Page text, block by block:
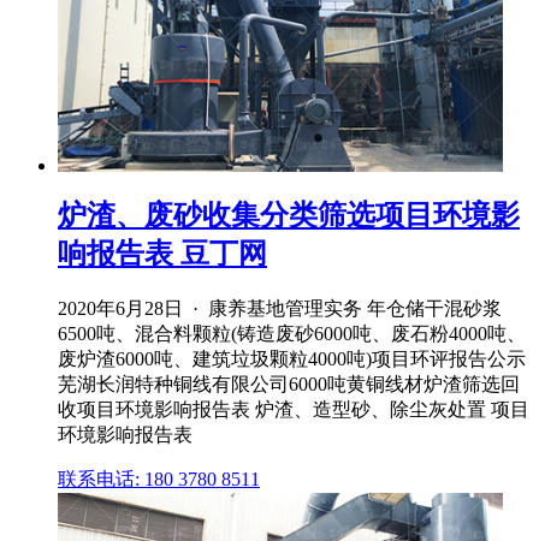
炉渣、废砂收集分类筛选项目环境影
响报告表 豆丁网
2020年6月28日 · 康养基地管理实务 年仓储干混砂浆
6500吨、混合料颗粒(铸造废砂6000吨、废石粉4000吨、
废炉渣6000吨、建筑垃圾颗粒4000吨)项目环评报告公示
芜湖长润特种铜线有限公司6000吨黄铜线材炉渣筛选回
收项目环境影响报告表 炉渣、造型砂、除尘灰处置 项目
环境影响报告表
联系电话: 180 3780 8511